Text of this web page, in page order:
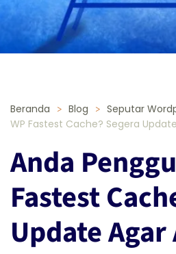
Beranda Blog Seputar
WP Fastest Cache? Segera
Anda
Fastest
Update Agar